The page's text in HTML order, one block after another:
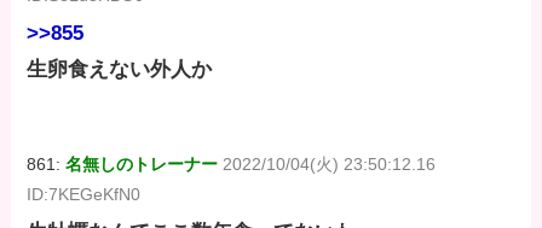
>>855
生卵食えない外人か
861:名無しのトレーナー 2022/10/04(火) 23:50:12.16
ID:7KEGeKfN0